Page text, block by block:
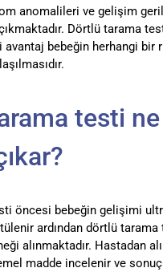
anomalileri ve gelişim
Dörtlü tarama
bebeğin herhangi bir
testi ne
öncesi bebeğin gelişimi
ardından dörtlü
alınmaktadır. Hastadan
madde incelenir ve